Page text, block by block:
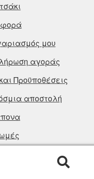
μου
αγοράς
Προϋποθέσεις
αποστολή
με εμάς